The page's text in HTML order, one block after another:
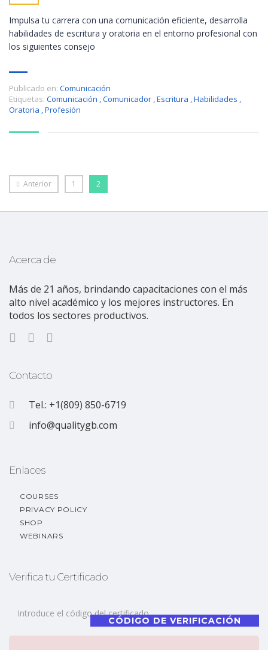
Impulsa tu carrera con una comunicación eficiente, desarrolla
habilidades de escritura y oratoria en el entorno profesional con
los siguientes consejo
Publicado en: Comunicación
Etiquetas: Comunicación ,Comunicador ,Escritura ,Habilidades ,
Oratoria ,Profesión
Anterior 1 2
Acerca de
Más de 21 años, brindando capacitaciones con el más
alto nivel académico y los mejores instructores. En
todos los sectores productivos.
Contacto
Tel.: +1(809) 850-6719
info@qualitygb.com
Enlaces
COURSES
PRIVACY POLICY
SHOP
WEBINARS
Verifica tu Certificado
CÓDIGO DE VERIFICACIÓN